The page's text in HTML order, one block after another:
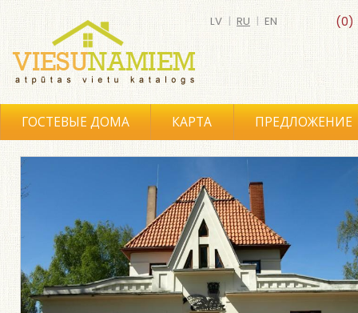
(0)
LV | RU | EN
ГОСТЕВЫЕ ДОМА КАРТА ПРЕДЛОЖЕНИЕ